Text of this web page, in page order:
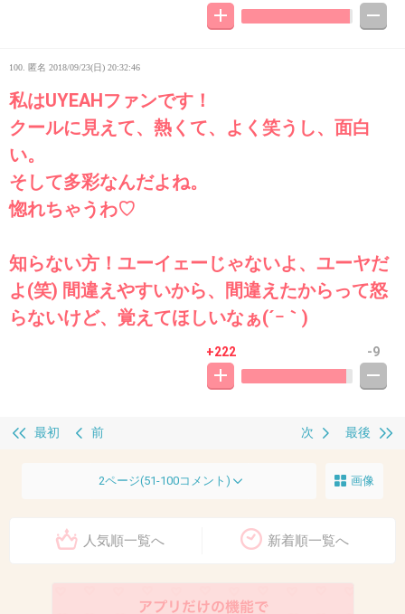
100. 匿名 2018/09/23(日) 20:32:46
私はUYEAHファンです！
クールに見えて、熱くて、よく笑うし、面白
い。
そして多彩なんだよね。
惚れちゃうわ♡
知らない方！ユーイェーじゃないよ、ユーヤだ
よ(笑) 間違えやすいから、間違えたからって怒
らないけど、覚えてほしいなぁ(´ｰ｀)
+222 -9
最初 前 最後
次
2ページ(51-100コメント) 画像
人気順一覧へ 新着順一覧へ